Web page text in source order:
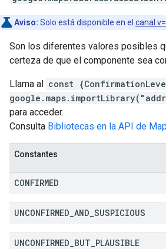
Aviso: Solo está disponible en el canal
Son los diferentes valores posibles
certeza de que el componente sea
Llama al const
para acceder.
Consulta Bibliotecas en la API de
Constantes
CONFIRMED
UNCONFIRMED AND SUSPICIOUS
UNCONFIRMED BUT PLAUSIBLE